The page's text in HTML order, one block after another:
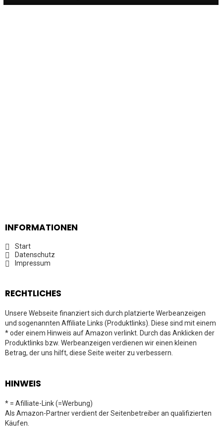
INFORMATIONEN
Start
Datenschutz
Impressum
RECHTLICHES
Unsere Webseite finanziert sich durch platzierte Werbeanzeigen
und sogenannten Affiliate Links (Produktlinks). Diese sind mit einem
* oder einem Hinweis auf Amazon verlinkt. Durch das Anklicken der
Produktlinks bzw. Werbeanzeigen verdienen wir einen kleinen
Betrag, der uns hilft, diese Seite weiter zu verbessern.
HINWEIS
* = Afilliate-Link (=Werbung)
Als Amazon-Partner verdient der Seitenbetreiber an qualifizierten
Käufen.